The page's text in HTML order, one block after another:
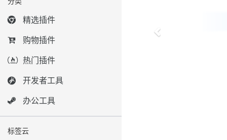
精选插件
购物插件
热门插件
开发者工具
办公工具
标签云